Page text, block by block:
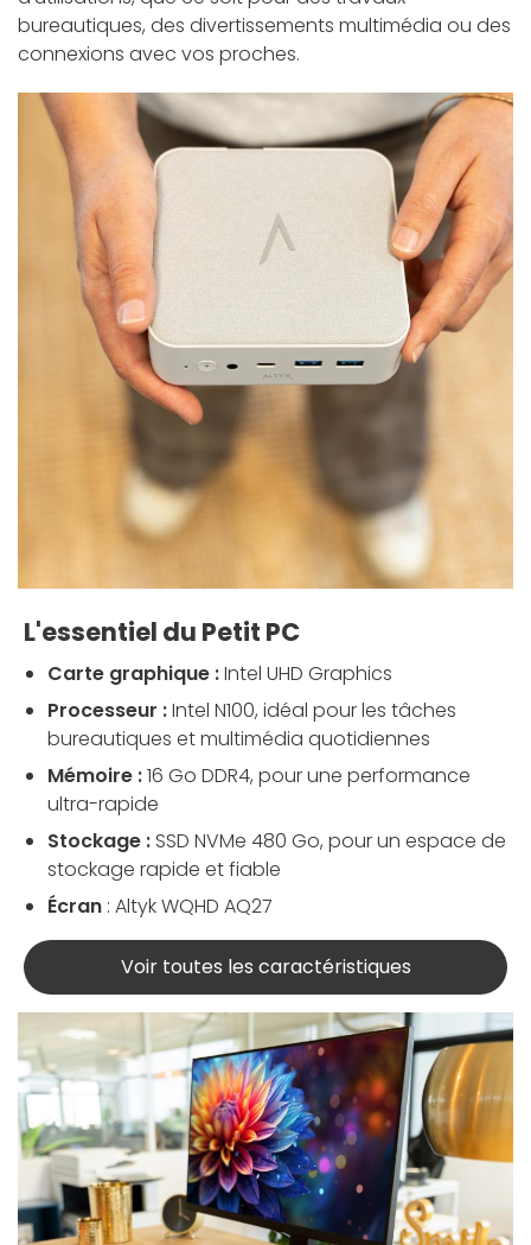
bureautiques, des divertissements multimédia ou des
connexions avec vos proches.
L'essentiel du Petit PC
Carte graphique :Intel UHD Graphics
Processeur :Intel N100, idéal pour les tâches
bureautiques et multimédia quotidiennes
Mémoire :16 Go DDR4, pour une performance
ultra-rapide
Stockage : SSD NVMe 480 Go, pour un espace de
stockage rapide et fiable
Écran : Altyk WQHD AQ27
Voir toutes les caractéristiques